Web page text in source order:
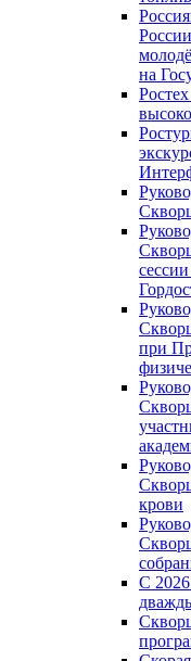
на
при
крови
С 2026